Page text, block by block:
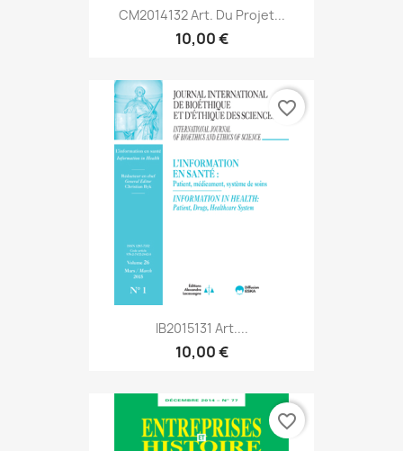
CM2014132 Art. Du Projet...
10,00 €
IB2015131 Art....
10,00 €
favorite_border
favorite_border